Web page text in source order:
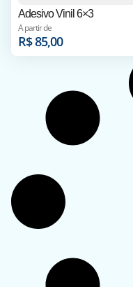
Adesivo Vinil 6×3
A partir de
R$85,00